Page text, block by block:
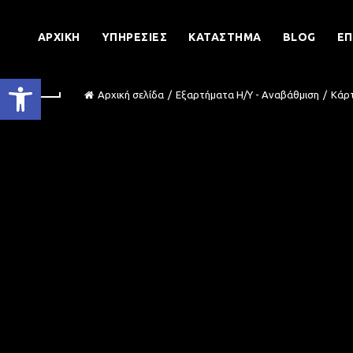
Ανοίξτε τη γραμμή εργαλείων
ΑΡΧΙΚΉ ΥΠΗΡΕΣΊΕΣ ΚΑΤΆΣΤΗΜΑ BLOG
Αρχική σελίδα Εξαρτήματα Η/Υ - Αναβάθμιση